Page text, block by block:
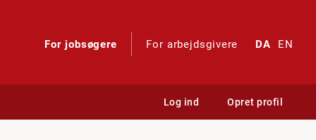
For jobsøgere For arbejdsgivere DA EN
Log ind Opret profil